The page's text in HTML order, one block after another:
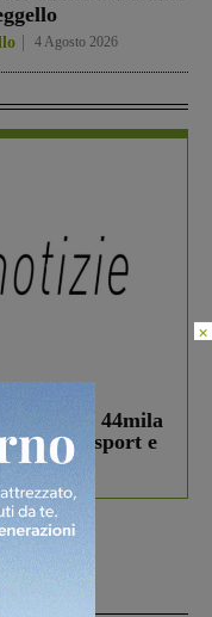
4 Agosto 2026
oltre 44mila
per lo sport e
×